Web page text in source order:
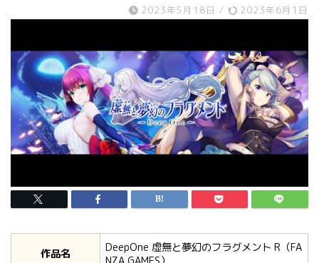
2023年5月18日 / 2023年6月1日
作品名
DeepOne 虚無と夢幻のフラグメント R（FA